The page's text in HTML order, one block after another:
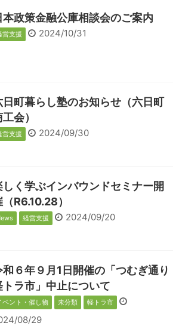
本政策金融公庫相談会のご案内
営支援 2024/10/31
日町暮らし塾のお知らせ（六日町
会）
営支援 2024/09/30
しく学ぶインバウンドセミナー開
（R6.10.28）
経営支援 2024/09/20
和６年９月1日開催の「つむぎ通り
トラ市」中止について
ベント・催し物 未分類 軽トラ市
08/29